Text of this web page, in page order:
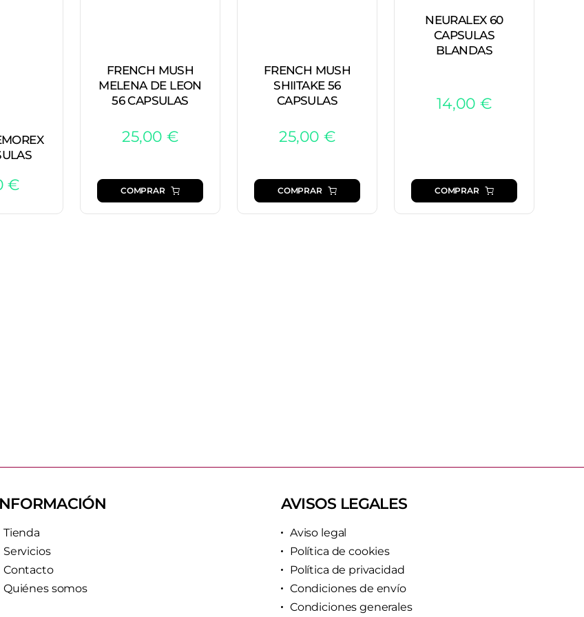
€
FRENCH MUSH
MELENA DE LEON
56 CAPSULAS
25,00 €
COMPRAR
FRENCH MUSH
SHIITAKE 56
CAPSULAS
25,00 €
COMPRAR
NEURALEX 60
CAPSULAS
BLANDAS
14,00 €
COMPRAR
Tienda
Servicios
Contacto
Quiénes somos
AVISOS LEGALES
Aviso legal
Política de cookies
Política de privacidad
Condiciones de envío
Condiciones generales